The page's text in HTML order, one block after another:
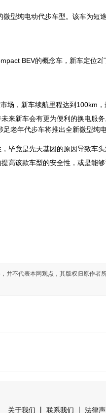
型纯电动代步车型。该车为短
BEV的概念车，新车定位2
场，新车续航里程达到100km
来新车会有更为便利的换电服务
毕竟是先天基因的原因导致车
高该款车型的安全性，或是能够
并不代表本网观点，其版权归原作者
关于我们 联系我们 法律声